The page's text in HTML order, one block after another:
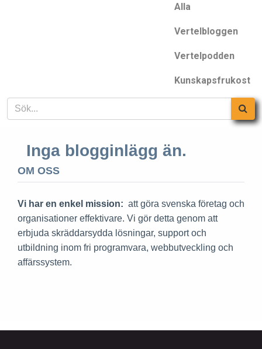
Alla
Vertelbloggen
Vertelpodden
Kunskapsfrukost
Inga blogginlägg än.
OM OSS
Vi har en enkel mission: att göra svenska företag och
organisationer effektivare. Vi gör detta genom att
erbjuda skräddarsydda lösningar, support och
utbildning inom fri programvara, webbutveckling och
affärssystem.